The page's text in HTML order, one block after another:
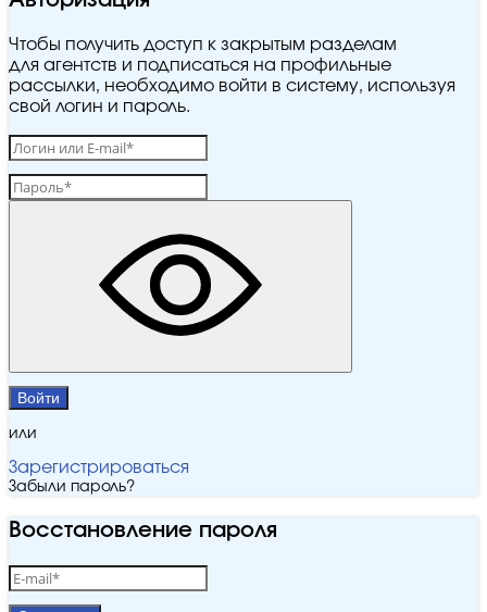
Чтобы получить доступ к закрытым разделам
для агентств и подписаться на профильные
рассылки, необходимо войти в систему, используя
свой логин и пароль.
Войти
или
Зарегистрироваться
Забыли пароль?
Восстановление пароля